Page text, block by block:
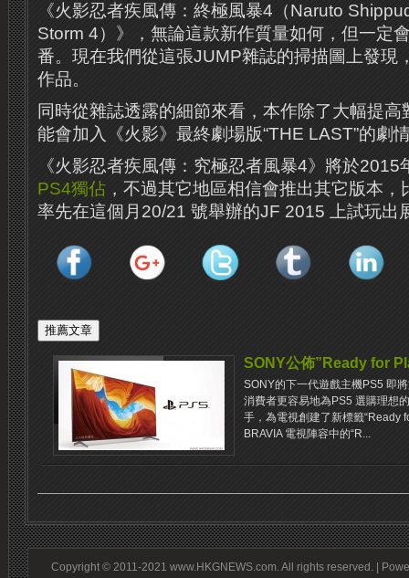
《火影忍者疾風傳：終極風暴4（Naruto
Storm 4）》，無論這款新作質量如何，但一定
番。現在我們從這張JUMP雜誌的掃描圖上發現
作品。
同時從雜誌透露的細節來看，本作除了大幅提
能會加入《火影》最終劇場版“THE LAST”的劇
《火影忍者疾風傳：究極忍者風暴4》將於2015
PS4獨佔 ，不過其它地區相信會推出其它版本
率先在這個月20/21 號舉辦的JF 2015 上試玩出
SONY公佈”Ready for
SONY的下一代遊戲主機PS5 即
消費者更容易地為PS5 選購理想
手，為電視創建了新標籤“Ready
BRAVIA 電視陣容中的“R...
Copyright © 2011-2021 www.HKGNEWS.com. All rights reserved. |